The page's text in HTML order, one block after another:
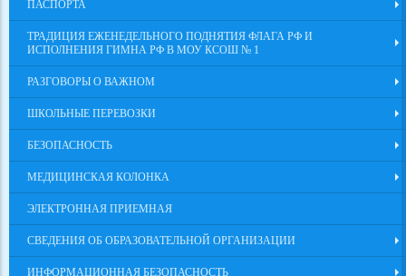
ПАСПОРТА
ТРАДИЦИЯ ЕЖЕНЕДЕЛЬНОГО ПОДНЯТИЯ ФЛАГА РФ И
ИСПОЛНЕНИЯ ГИМНА РФ В МОУ КСОШ № 1
РАЗГОВОРЫ О ВАЖНОМ
ШКОЛЬНЫЕ ПЕРЕВОЗКИ
БЕЗОПАСНОСТЬ
МЕДИЦИНСКАЯ КОЛОНКА
ЭЛЕКТРОННАЯ ПРИЕМНАЯ
СВЕДЕНИЯ ОБ ОБРАЗОВАТЕЛЬНОЙ ОРГАНИЗАЦИИ
ИНФОРМАЦИОННАЯ БЕЗОПАСНОСТЬ